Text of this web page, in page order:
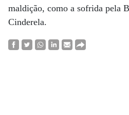
maldição, como a sofrida pela
Cinderela.